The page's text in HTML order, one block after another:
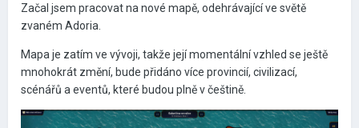
Začal jsem pracovat na nové mapě, odehrávající ve světě
zvaném Adoria.
Mapa je zatím ve vývoji, takže její momentální vzhled se ještě
mnohokrát změní, bude přidáno více provincií, civilizací,
scénářů a eventů, které budou plně v češtině.